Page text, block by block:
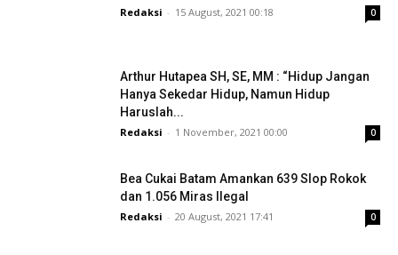
Redaksi - 15 August, 2021 00:18 0
Arthur Hutapea SH, SE, MM : “Hidup Jangan
Hanya Sekedar Hidup, Namun Hidup
Haruslah...
Redaksi - 1 November, 2021 00:00 0
Bea Cukai Batam Amankan 639 Slop Rokok
dan 1.056 Miras Ilegal
Redaksi - 20 August, 2021 17:41 0